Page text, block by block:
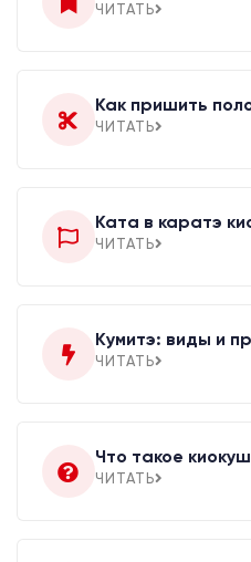
ЧИТАТЬ
Как пришить
ЧИТАТЬ
Ката в каратэ
ЧИТАТЬ
Кумитэ: виды и
ЧИТАТЬ
Что такое
ЧИТАТЬ